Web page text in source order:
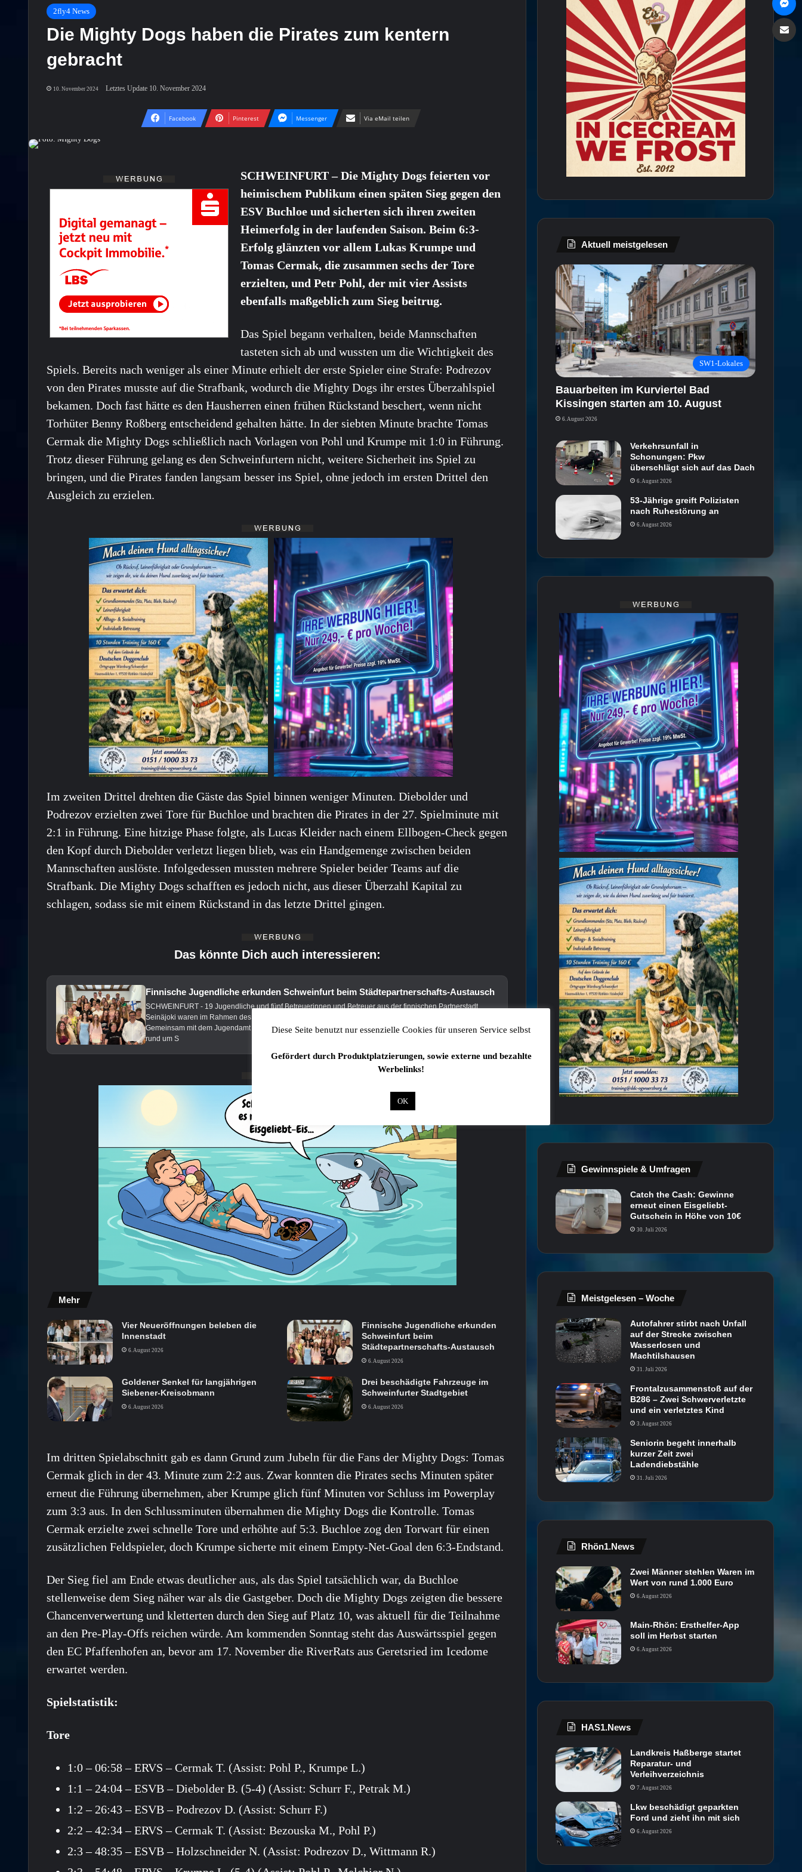
2fly4 News
Die Mighty Dogs haben die Pirates zum kentern
gebracht
10. November 2024 Letztes Update 10. November 2024
Facebook Pinterest Messenger Via eMail teilen
SCHWEINFURT – Die Mighty Dogs feierten vor
heimischem Publikum einen späten Sieg gegen den
ESV Buchloe und sicherten sich ihren zweiten
Heimerfolg in der laufenden Saison. Beim 6:3-
Erfolg glänzten vor allem Lukas Krumpe und
Tomas Cermak, die zusammen sechs der Tore
erzielten, und Petr Pohl, der mit vier Assists
ebenfalls maßgeblich zum Sieg beitrug.
Das Spiel begann verhalten, beide Mannschaften
tasteten sich ab und wussten um die Wichtigkeit des
Spiels. Bereits nach weniger als einer Minute erhielt der erste Spieler eine Strafe: Podrezov
von den Pirates musste auf die Strafbank, wodurch die Mighty Dogs ihr erstes Überzahlspiel
bekamen. Doch fast hätte es den Hausherren einen frühen Rückstand beschert, wenn nicht
Torhüter Benny Roßberg entscheidend gehalten hätte. In der siebten Minute brachte Tomas
Cermak die Mighty Dogs schließlich nach Vorlagen von Pohl und Krumpe mit 1:0 in Führung.
Trotz dieser Führung gelang es den Schweinfurtern nicht, weitere Sicherheit ins Spiel zu
bringen, und die Pirates fanden langsam besser ins Spiel, ohne jedoch im ersten Drittel den
Ausgleich zu erzielen.
Im zweiten Drittel drehten die Gäste das Spiel binnen weniger Minuten. Diebolder und
Podrezov erzielten zwei Tore für Buchloe und brachten die Pirates in der 27. Spielminute mit
2:1 in Führung. Eine hitzige Phase folgte, als Lucas Kleider nach einem Ellbogen-Check gegen
den Kopf durch Diebolder verletzt liegen blieb, was ein Handgemenge zwischen beiden
Mannschaften auslöste. Infolgedessen mussten mehrere Spieler beider Teams auf die
Strafbank. Die Mighty Dogs schafften es jedoch nicht, aus dieser Überzahl Kapital zu
schlagen, sodass sie mit einem Rückstand in das letzte Drittel gingen.
Das könnte Dich auch interessieren:
Finnische Jugendliche erkunden Schweinfurt beim Städtepartnerschafts-Austausch
SCHWEINFURT - 19 Jugendliche und fünf Betreuerinnen und Betreuer aus der finnischen Partnerstadt
Seinäjoki waren im Rahmen des langjährigen Jugendaustauschs für acht Tage zu Gast in Schweinfurt.
Gemeinsam mit dem Jugendamt der Stadt Schweinfurt erlebten sie ein abwechslungsreiches Programm
rund um S
Mehr
Vier Neueröffnungen beleben die
Innenstadt
6. August 2026
Finnische Jugendliche erkunden
Schweinfurt beim
Städtepartnerschafts-Austausch
6. August 2026
Goldener Senkel für langjährigen
Siebener-Kreisobmann
6. August 2026
Drei beschädigte Fahrzeuge im
Schweinfurter Stadtgebiet
6. August 2026
Im dritten Spielabschnitt gab es dann Grund zum Jubeln für die Fans der Mighty Dogs: Tomas
Cermak glich in der 43. Minute zum 2:2 aus. Zwar konnten die Pirates sechs Minuten später
erneut die Führung übernehmen, aber Krumpe glich fünf Minuten vor Schluss im Powerplay
zum 3:3 aus. In den Schlussminuten übernahmen die Mighty Dogs die Kontrolle. Tomas
Cermak erzielte zwei schnelle Tore und erhöhte auf 5:3. Buchloe zog den Torwart für einen
zusätzlichen Feldspieler, doch Krumpe sicherte mit einem Empty-Net-Goal den 6:3-Endstand.
Der Sieg fiel am Ende etwas deutlicher aus, als das Spiel tatsächlich war, da Buchloe
stellenweise dem Sieg näher war als die Gastgeber. Doch die Mighty Dogs zeigten die bessere
Chancenverwertung und kletterten durch den Sieg auf Platz 10, was aktuell für die Teilnahme
an den Pre-Play-Offs reichen würde. Am kommenden Sonntag steht das Auswärtsspiel gegen
den EC Pfaffenhofen an, bevor am 17. November die RiverRats aus Geretsried im Icedome
erwartet werden.
Spielstatistik:
Tore
1:0 – 06:58 – ERVS – Cermak T. (Assist: Pohl P., Krumpe L.)
1:1 – 24:04 – ESVB – Diebolder B. (5-4) (Assist: Schurr F., Petrak M.)
1:2 – 26:43 – ESVB – Podrezov D. (Assist: Schurr F.)
2:2 – 42:34 – ERVS – Cermak T. (Assist: Bezouska M., Pohl P.)
2:3 – 48:35 – ESVB – Holzschneider N. (Assist: Podrezov D., Wittmann R.)
Aktuell meistgelesen
SW1-Lokales
Bauarbeiten im Kurviertel Bad
Kissingen starten am 10. August
6. August 2026
Verkehrsunfall in
Schonungen: Pkw
überschlägt sich auf das Dach
6. August 2026
53-Jährige greift Polizisten
nach Ruhestörung an
6. August 2026
Gewinnspiele & Umfragen
Catch the Cash: Gewinne
erneut einen Eisgeliebt-
Gutschein in Höhe von 10€
30. Juli 2026
Meistgelesen – Woche
Autofahrer stirbt nach Unfall
auf der Strecke zwischen
Wasserlosen und
Machtilshausen
31. Juli 2026
Frontalzusammenstoß auf der
B286 – Zwei Schwerverletzte
und ein verletztes Kind
3. August 2026
Seniorin begeht innerhalb
kurzer Zeit zwei
Ladendiebstähle
31. Juli 2026
Rhön1.News
Zwei Männer stehlen Waren im
Wert von rund 1.000 Euro
6. August 2026
Main-Rhön: Ersthelfer-App
soll im Herbst starten
6. August 2026
HAS1.News
Landkreis Haßberge startet
Reparatur- und
Verleihverzeichnis
7. August 2026
Lkw beschädigt geparkten
Ford und zieht ihn mit sich
6. August 2026
Diese Seite benutzt nur essenzielle Cookies für unseren Service selbst
Gefördert durch Produktplatzierungen, sowie externe und bezahlte
Werbelinks!
OK